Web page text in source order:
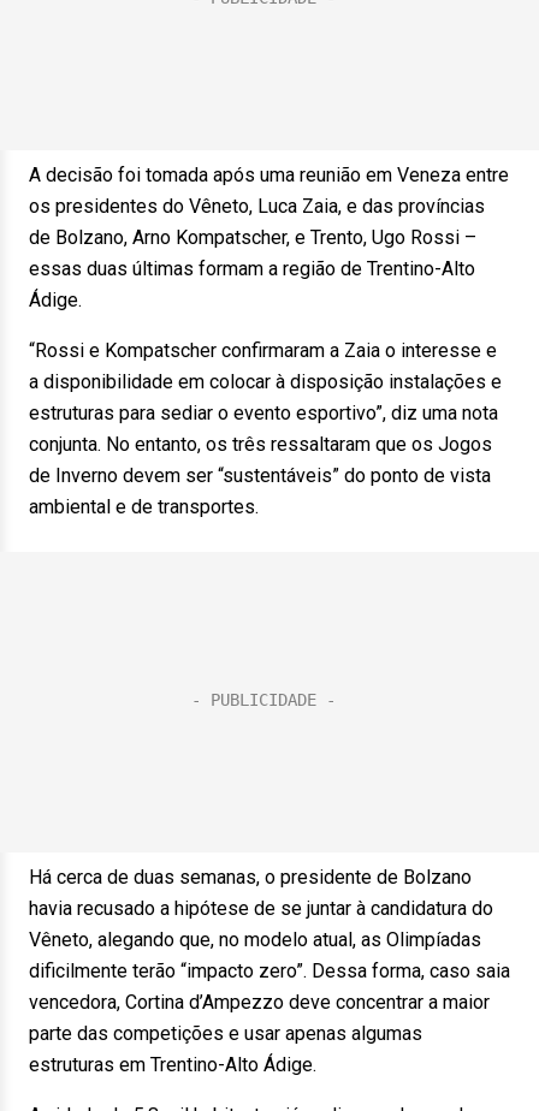
A decisão foi tomada após uma reunião em Veneza entre
os presidentes do Vêneto, Luca Zaia, e das províncias
de Bolzano, Arno Kompatscher, e Trento, Ugo Rossi –
essas duas últimas formam a região de Trentino-Alto
Ádige.
“Rossi e Kompatscher confirmaram a Zaia o interesse e
a disponibilidade em colocar à disposição instalações e
estruturas para sediar o evento esportivo”, diz uma nota
conjunta. No entanto, os três ressaltaram que os Jogos
de Inverno devem ser “sustentáveis” do ponto de vista
ambiental e de transportes.
Há cerca de duas semanas, o presidente de Bolzano
havia recusado a hipótese de se juntar à candidatura do
Vêneto, alegando que, no modelo atual, as Olimpíadas
dificilmente terão “impacto zero”. Dessa forma, caso saia
vencedora, Cortina d’Ampezzo deve concentrar a maior
parte das competições e usar apenas algumas
estruturas em Trentino-Alto Ádige.